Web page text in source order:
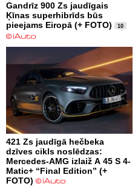
Gandrīz 900 Zs jaudīgais
Ķīnas superhibrīds būs
pieejams Eiropā (+ FOTO)
10
421 Zs jaudīgā hečbeka
dzīves cikls noslēdzas:
Mercedes-AMG izlaiž A 45 S 4-
Matic+ “Final Edition” (+
FOTO)